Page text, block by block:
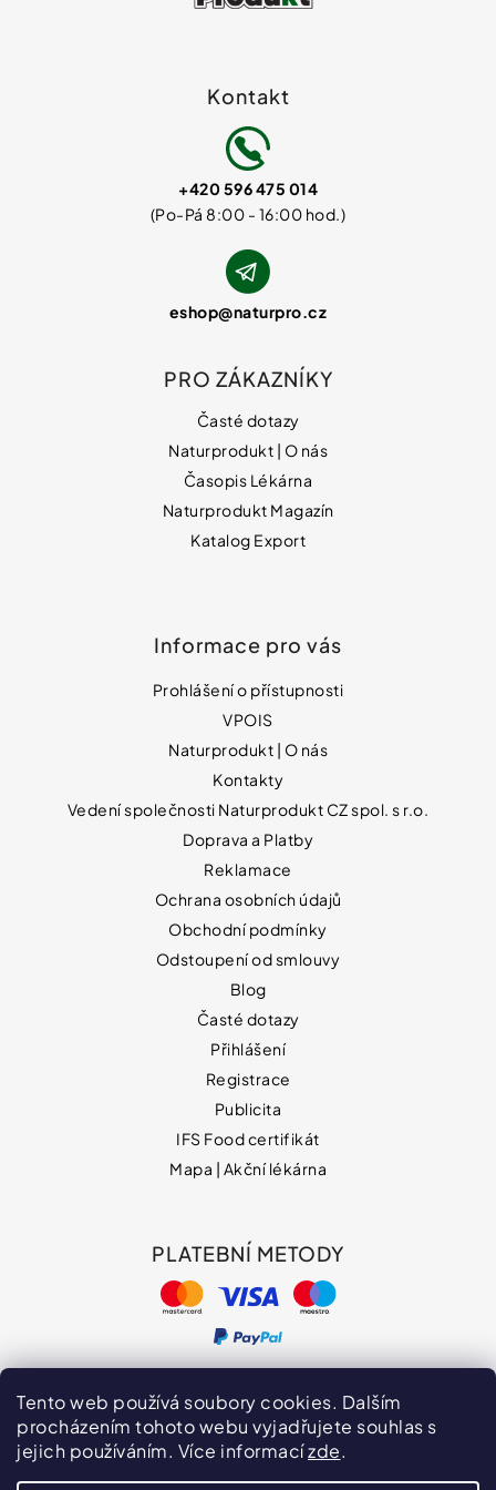
Tento web používá soubory cookies. Dalším
procházením tohoto webu vyjadřujete souhlas s
jejich používáním. Více informacízde.
Kontakt
eshop@naturpro.cz
+420 596 475 014
PRO ZÁKAZNÍKY
Časté dotazy
Naturprodukt | O nás
Časopis Lékárna
Naturprodukt Magazín
Katalog Export
Informace pro vás
Prohlášení o přístupnosti
VPOIS
Naturprodukt | O nás
Kontakty
Vedení společnosti Naturprodukt CZ spol. s r.o.
Doprava a Platby
Reklamace
Ochrana osobních údajů
Obchodní podmínky
Odstoupení od smlouvy
Blog
Časté dotazy
Přihlášení
Registrace
Publicita
IFS Food certifikát
Mapa | Akční lékárna
PLATEBNÍ METODY
Hodnocení obchodu VPOIS Publicita